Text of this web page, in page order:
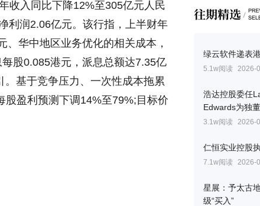
绿云软件递表
5.1w阅读 2026-
浩达控股委任
Edwards为独董
3.1w阅读 2026-
仁恒实业控股
7.1w阅读 2026-
星展：予太古
级“买入”
收入同比下降12%至305亿元人民
利润2.06亿元。该行指，上半财年
华中地区业务优化的相关成本，
股0.085港元，派息总额达7.35亿
基于竞争压力、一次性成本拖累
盈利预测下调14%至79%;目标价